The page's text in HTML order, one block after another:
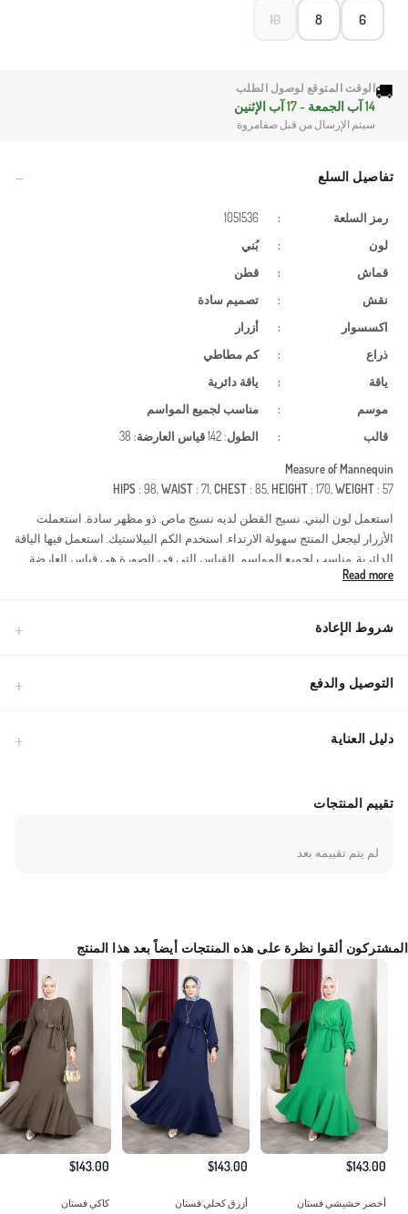
6
8
10
🚚الوقت المتوقع لوصول الطلب
14 آب الجمعة - 17 آب الإثنين
سيتم الإرسال من قبل صفامروة
تفاصيل السلع
رمز السلعة :
1051536
لون
:
بُني
قماش
:
قطن
نقش
:
تصميم سادة
اكسسوار
:
أزرار
ذراع
:
كم مطاطي
ياقة
:
ياقة دائرية
موسم
:
مناسب لجميع المواسم
قالب
: الطول: 142 قياس العارضة: 38
Measure of Mannequin
HIPS: 98,WAIST: 71,CHEST: 85, HEIGHT: 170,WEIGHT: 57
استعمل لون البني. نسيج القطن لديه نسيج ماص. ذو مظهر سادة. استعملت
الأزرار ليجعل المنتج سهولة الارتداء. استخدم الكم البيلاستيك. استعمل فيها الياقة
الدائرية. مناسب لجميع المواسم. القياس التي في الصورة هي قياس العارضة.
Read more
شروط الإعادة
التوصيل والدفع
دليل العناية
تقييم المنتجات
لم يتم تقييمه بعد
المشتركون ألقوا نظرة على هذه المنتجات أيضاً بعد هذا المنتج
$143.00
أخضر حشيشي فستان
$143.00
أزرق كحلي فستان
$143.00
كاكي فستان